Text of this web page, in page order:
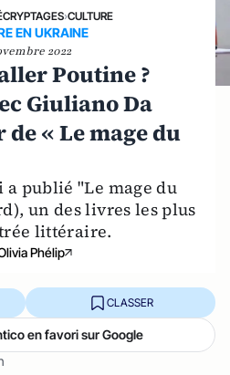
›CULTURE
EN UKRAINE
2022
Poutine ?
Giuliano Da
« Le mage du
publié "Le mage du
un des livres les plus
littéraire.
Phélip
CLASSER
en favori sur Google